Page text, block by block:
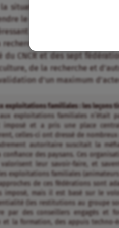
situation et l’évolution des
le dispositif de suivi à
de souligner, c’est
recherche. Nous avons mis
du CNCR et des sept
de la recherche et
d’un maximum
exploitations familiales : les leçons
aux exploitations familiales
imposé et a pris une place
celles-ci ont dressé de
autoritaire suscitait la
confiance des paysans. Ces
leur savoir-faire, et
exploitations familiales
de ces fédérations sont
imposé, mais il est basé sur le
(les restitutions au groupe
des conseillers engagés et
et la formation, des appuis